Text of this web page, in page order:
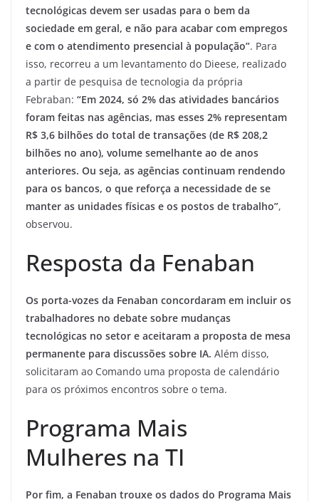
tecnológicas devem ser usadas para o bem da
sociedade em geral, e não para acabar com empregos
e com o atendimento presencial à população”. Para
isso, recorreu a um levantamento do Dieese, realizado
a partir de pesquisa de tecnologia da própria
Febraban: “Em 2024, só 2% das atividades bancários
foram feitas nas agências, mas esses 2% representam
R$ 3,6 bilhões do total de transações (de R$ 208,2
bilhões no ano), volume semelhante ao de anos
anteriores. Ou seja, as agências continuam rendendo
para os bancos, o que reforça a necessidade de se
manter as unidades físicas e os postos de trabalho”,
observou.
Resposta da Fenaban
Os porta-vozes da Fenaban concordaram em incluir os
trabalhadores no debate sobre mudanças
tecnológicas no setor e aceitaram a proposta de mesa
permanente para discussões sobre IA. Além disso,
solicitaram ao Comando uma proposta de calendário
para os próximos encontros sobre o tema.
Programa Mais
Mulheres na TI
Por fim, a Fenaban trouxe os dados do Programa Mais